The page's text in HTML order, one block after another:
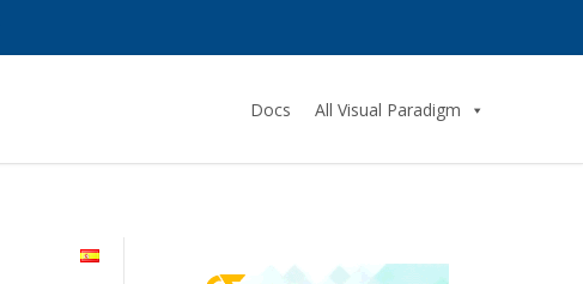
Docs All Visual Paradigm